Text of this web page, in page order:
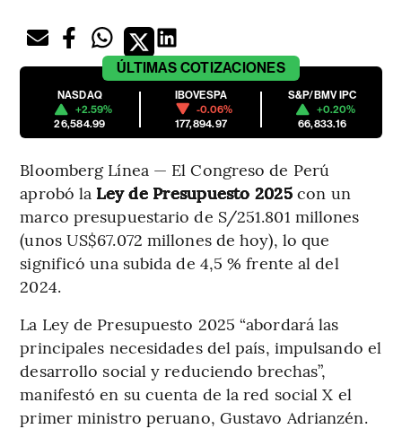
ÚLTIMAS COTIZACIONES
NASDAQ
+2.59%
26,584.99
IBOVESPA
-0.06%
177,894.97
S&P/BMV IPC
+0.20%
66,833.16
Bloomberg Línea — El Congreso de Perú
aprobó la Ley de Presupuesto 2025con un
marco presupuestario de S/251.801 millones
(unos US$67.072 millones de hoy), lo que
significó una subida de 4,5 % frente al del
2024.
La Ley de Presupuesto 2025 “abordará las
principales necesidades del país, impulsando el
desarrollo social y reduciendo brechas”,
manifestó en su cuenta de la red social X el
primer ministro peruano, Gustavo Adrianzén.